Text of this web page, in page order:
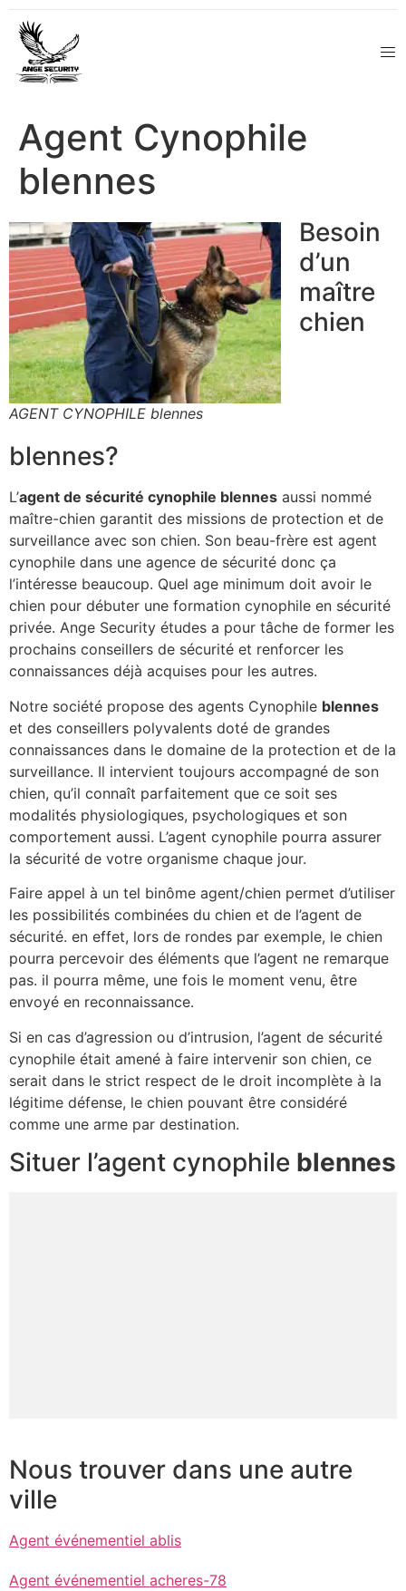
Agent Cynophile
blennes
AGENT CYNOPHILE blennes
Besoin
d’un
maître
chien
blennes?
L’agent de sécurité cynophile blennes aussi nommé
maître-chien garantit des missions de protection et de
surveillance avec son chien. Son beau-frère est agent
cynophile dans une agence de sécurité donc ça
l’intéresse beaucoup. Quel age minimum doit avoir le
chien pour débuter une formation cynophile en sécurité
privée. Ange Security études a pour tâche de former les
prochains conseillers de sécurité et renforcer les
connaissances déjà acquises pour les autres.
Notre société propose des agents Cynophile blennes
et des conseillers polyvalents doté de grandes
connaissances dans le domaine de la protection et de la
surveillance. Il intervient toujours accompagné de son
chien, qu’il connaît parfaitement que ce soit ses
modalités physiologiques, psychologiques et son
comportement aussi. L’agent cynophile pourra assurer
la sécurité de votre organisme chaque jour.
Faire appel à un tel binôme agent/chien permet d’utiliser
les possibilités combinées du chien et de l’agent de
sécurité. en effet, lors de rondes par exemple, le chien
pourra percevoir des éléments que l’agent ne remarque
pas. il pourra même, une fois le moment venu, être
envoyé en reconnaissance.
Si en cas d’agression ou d’intrusion, l’agent de sécurité
cynophile était amené à faire intervenir son chien, ce
serait dans le strict respect de le droit incomplète à la
légitime défense, le chien pouvant être considéré
comme une arme par destination.
Situer l’agent cynophile blennes
Nous trouver dans une autre
ville
Agent événementiel ablis
Agent événementiel acheres-78